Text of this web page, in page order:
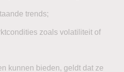
trends;
zoals volatiliteit of
kunnen bieden, geldt dat ze